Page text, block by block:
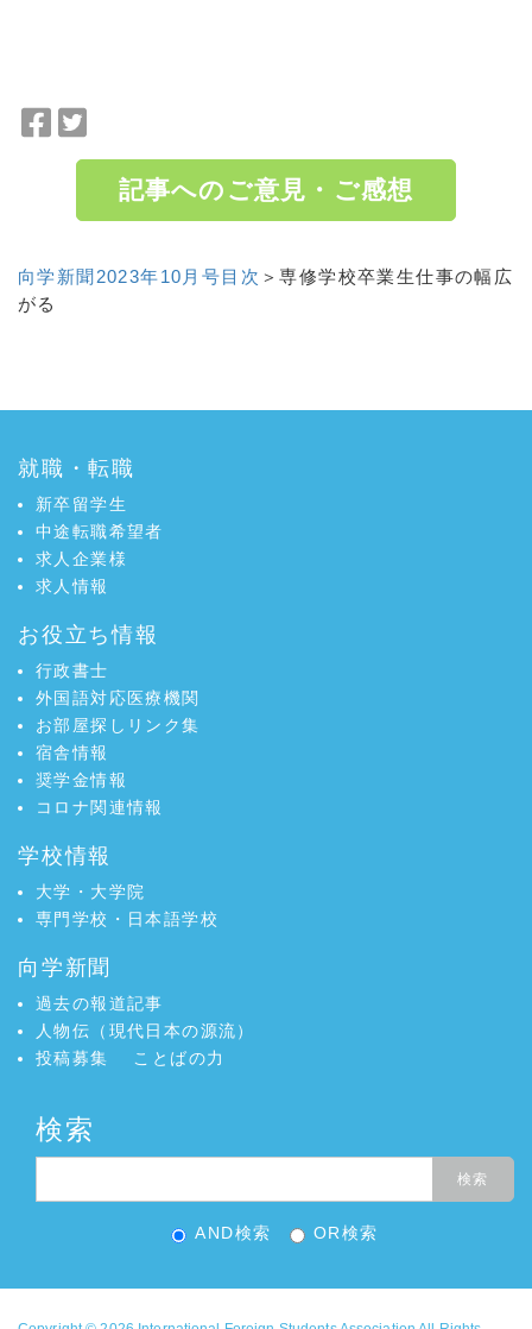
o
k
t
r
記事へのご意見・ご感想
向学新聞2023年10月号目次 ＞専修学校卒業生仕事の幅広
がる
就職・転職
新卒留学生
中途転職希望者
求人企業様
求人情報
お役立ち情報
行政書士
外国語対応医療機関
お部屋探しリンク集
宿舎情報
奨学金情報
コロナ関連情報
学校情報
大学・大学院
専門学校・日本語学校
向学新聞
過去の報道記事
人物伝（現代日本の源流）
投稿募集
ことばの力
検索
AND検索 OR検索